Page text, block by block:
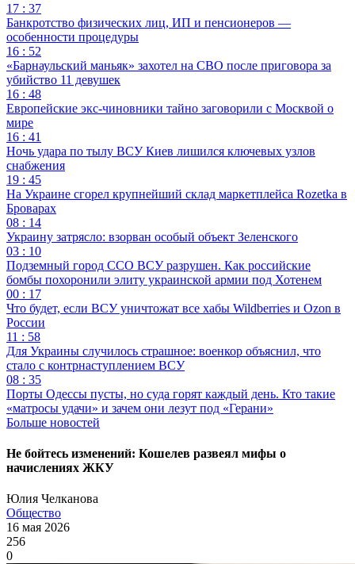
17 : 37
Банкротство физических лиц, ИП и пенсионеров —
особенности процедуры
16 : 52
«Барнаульский маньяк» захотел на СВО после приговора за
убийство 11 девушек
16 : 48
Европейские экс-чиновники тайно заговорили с Москвой о
мире
16 : 41
Ночь удара по тылу ВСУ Киев лишился ключевых узлов
снабжения
19 : 45
На Украине сгорел крупнейший склад маркетплейса Rozetka в
Броварах
08 : 14
Украину затрясло: взорван особый объект Зеленского
03 : 10
Подземный город ССО ВСУ разрушен. Как российские
бомбы похоронили элиту украинской армии под Хотенем
00 : 17
Что будет, если ВСУ уничтожат все хабы Wildberries и Ozon в
России
11 : 58
Для Украины случилось страшное: военкор объяснил, что
стало с контрнаступлением ВСУ
08 : 35
Порты Одессы пусты, но суда горят каждый день. Кто такие
«матросы удачи» и зачем они лезут под «Герани»
Больше новостей
Не бойтесь изменений: Кошелев развеял мифы о
начислениях ЖКУ
Юлия Челканова
Общество
16 мая 2026
256
0